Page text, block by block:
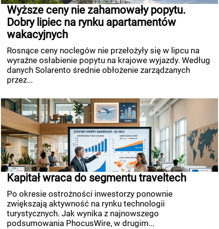
Wyższe ceny nie zahamowały popytu.
Dobry lipiec na rynku apartamentów
wakacyjnych
Rosnące ceny noclegów nie przełożyły się w lipcu na
wyraźne osłabienie popytu na krajowe wyjazdy. Według
danych Solarento średnie obłożenie zarządzanych
przez...
Kapitał wraca do segmentu traveltech
Po okresie ostrożności inwestorzy ponownie
zwiększają aktywność na rynku technologii
turystycznych. Jak wynika z najnowszego
podsumowania PhocusWire, w drugim...